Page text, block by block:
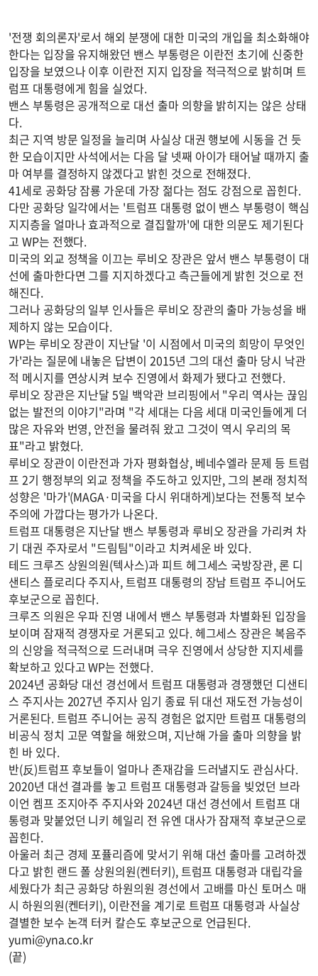
'전쟁 회의론자'로서 해외 분쟁에 대한 미국의 개입을 최소화해야
한다는 입장을 유지해왔던 밴스 부통령은 이란전 초기에 신중한
입장을 보였으나 이후 이란전 지지 입장을 적극적으로 밝히며 트
럼프 대통령에게 힘을 실었다.
밴스 부통령은 공개적으로 대선 출마 의향을 밝히지는 않은 상태
다.
최근 지역 방문 일정을 늘리며 사실상 대권 행보에 시동을 건 듯
한 모습이지만 사석에서는 다음 달 넷째 아이가 태어날 때까지 출
마 여부를 결정하지 않겠다고 밝힌 것으로 전해졌다.
41세로 공화당 잠룡 가운데 가장 젊다는 점도 강점으로 꼽힌다.
다만 공화당 일각에서는 '트럼프 대통령 없이 밴스 부통령이 핵심
지지층을 얼마나 효과적으로 결집할까'에 대한 의문도 제기된다
고 WP는 전했다.
미국의 외교 정책을 이끄는 루비오 장관은 앞서 밴스 부통령이 대
선에 출마한다면 그를 지지하겠다고 측근들에게 밝힌 것으로 전
해진다.
그러나 공화당의 일부 인사들은 루비오 장관의 출마 가능성을 배
제하지 않는 모습이다.
WP는 루비오 장관이 지난달 '이 시점에서 미국의 희망이 무엇인
가'라는 질문에 내놓은 답변이 2015년 그의 대선 출마 당시 낙관
적 메시지를 연상시켜 보수 진영에서 화제가 됐다고 전했다.
루비오 장관은 지난달 5일 백악관 브리핑에서 "우리 역사는 끊임
없는 발전의 이야기"라며 "각 세대는 다음 세대 미국인들에게 더
많은 자유와 번영, 안전을 물려줘 왔고 그것이 역시 우리의 목
표"라고 밝혔다.
루비오 장관이 이란전과 가자 평화협상, 베네수엘라 문제 등 트럼
프 2기 행정부의 외교 정책을 주도하고 있지만, 그의 본래 정치적
성향은 '마가'(MAGA·미국을 다시 위대하게)보다는 전통적 보수
주의에 가깝다는 평가가 나온다.
트럼프 대통령은 지난달 밴스 부통령과 루비오 장관을 가리켜 차
기 대권 주자로서 "드림팀"이라고 치켜세운 바 있다.
테드 크루즈 상원의원(텍사스)과 피트 헤그세스 국방장관, 론 디
샌티스 플로리다 주지사, 트럼프 대통령의 장남 트럼프 주니어도
후보군으로 꼽힌다.
크루즈 의원은 우파 진영 내에서 밴스 부통령과 차별화된 입장을
보이며 잠재적 경쟁자로 거론되고 있다. 헤그세스 장관은 복음주
의 신앙을 적극적으로 드러내며 극우 진영에서 상당한 지지세를
확보하고 있다고 WP는 전했다.
2024년 공화당 대선 경선에서 트럼프 대통령과 경쟁했던 디샌티
스 주지사는 2027년 주지사 임기 종료 뒤 대선 재도전 가능성이
거론된다. 트럼프 주니어는 공직 경험은 없지만 트럼프 대통령의
비공식 정치 고문 역할을 해왔으며, 지난해 가을 출마 의향을 밝
힌 바 있다.
반(反)트럼프 후보들이 얼마나 존재감을 드러낼지도 관심사다.
2020년 대선 결과를 놓고 트럼프 대통령과 갈등을 빚었던 브라
이언 켐프 조지아주 주지사와 2024년 대선 경선에서 트럼프 대
통령과 맞붙었던 니키 헤일리 전 유엔 대사가 잠재적 후보군으로
꼽힌다.
아울러 최근 경제 포퓰리즘에 맞서기 위해 대선 출마를 고려하겠
다고 밝힌 랜드 폴 상원의원(켄터키), 트럼프 대통령과 대립각을
세웠다가 최근 공화당 하원의원 경선에서 고배를 마신 토머스 매
시 하원의원(켄터키), 이란전을 계기로 트럼프 대통령과 사실상
결별한 보수 논객 터커 칼슨도 후보군으로 언급된다.
yumi@yna.co.kr
(끝)